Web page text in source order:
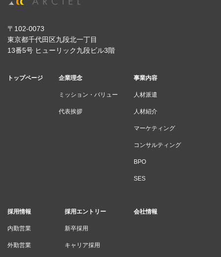
〒102-0073
東京都千代田区九段北一丁目
13番5号 ヒューリック九段ビル3階
トップページ 企業理念
ミッション・バリュー
代表挨拶
事業内容
人材派遣
人材紹介
マーケティング
コンサルティング
BPO
SES
採用情報
内勤営業
外勤営業
採用エントリー
新卒採用
キャリア採用
会社情報